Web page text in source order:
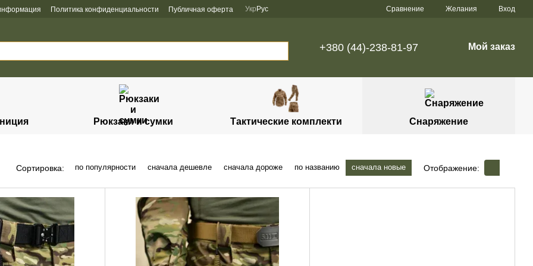
Политика конфиденциальности Публичная оферта Укр Рус Сравнение Желания Вход
+380 (44)-238-81-97 Мой заказ
Рюкзаки и сумки Тактические комплекти Снаряжение
Сортировка: по популярности сначала дешевле сначала дороже по названию сначала новые Отображение: